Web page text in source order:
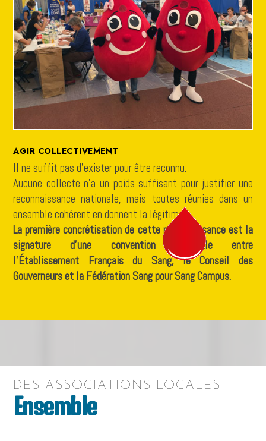
AGIR COLLECTIVEMENT
Il ne suffit pas d’exister pour être reconnu.
Aucune collecte n’a un poids suffisant pour justifier une
reconnaissance nationale, mais toutes réunies dans un
ensemble cohérent en donnent la légitimité.
La première concrétisation de cette reconnaissance est la
signature d’une convention nationale entre
l’Établissement Français du Sang, le Conseil des
Gouverneurs et la Fédération Sang pour Sang Campus.
DES ASSOCIATIONS LOCALES
Ensemble